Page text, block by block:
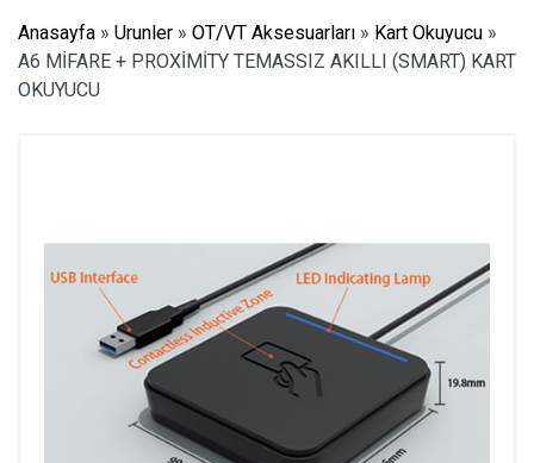
Anasayfa » Urunler » OT/VT Aksesuarları » Kart Okuyucu »
A6 MİFARE + PROXİMİTY TEMASSIZ AKILLI (SMART) KART
OKUYUCU